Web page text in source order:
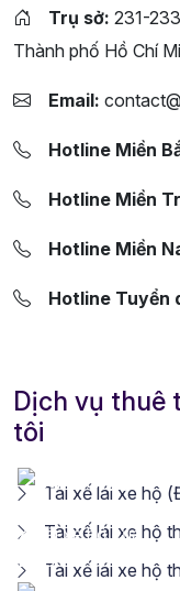
Trụ sở: 231-
Thành phố Hồ Chí
Email:
Hotline Miền
Hotline Miền
Hotline Miền
Hotline Tuyển
Dịch vụ thuê
tôi
Tài xế lái xe hộ
Tài xế lái xe hộ
Tài xế lái xe hộ